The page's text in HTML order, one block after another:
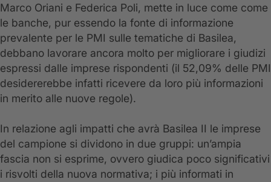
Marco Oriani e Federica Poli, mette in luce come come
le banche, pur essendo la fonte di informazione
prevalente per le PMI sulle tematiche di Basilea,
debbano lavorare ancora molto per migliorare i giudizi
espressi dalle imprese rispondenti (il 52,09% delle PMI
desidererebbe infatti ricevere da loro più informazioni
in merito alle nuove regole).
In relazione agli impatti che avrà Basilea II le imprese
del campione si dividono in due gruppi: un’ampia
fascia non si esprime, ovvero giudica poco significativi
i risvolti della nuova normativa; i più informati in